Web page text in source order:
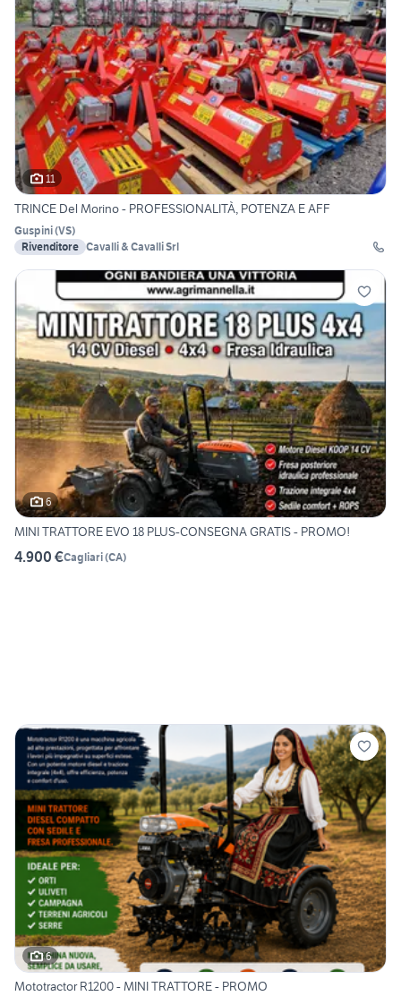
11
TRINCE Del Morino - PROFESSIONALITÀ, POTENZA E AFF
Guspini(VS)
Rivenditore Cavalli & Cavalli Srl
6
MINI TRATTORE EVO 18 PLUS-CONSEGNA GRATIS - PROMO!
4.900 €Cagliari(CA)
6
Mototractor R1200 - MINI TRATTORE - PROMO